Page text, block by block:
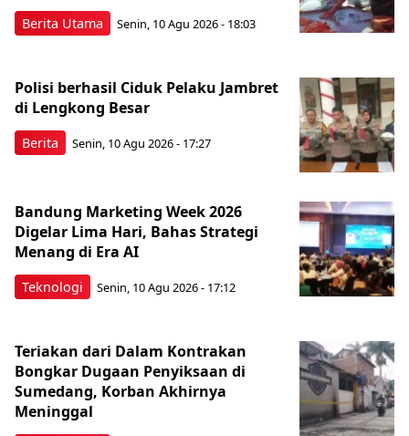
Berita Utama Senin, 10 Agu 2026 - 18:03
Berita
Polisi berhasil Ciduk Pelaku Jambret
di Lengkong Besar
Senin, 10 Agu 2026 - 17:27
Teknologi
Bandung Marketing Week 2026
Digelar Lima Hari, Bahas Strategi
Menang di Era AI
Senin, 10 Agu 2026 - 17:12
Teriakan dari Dalam Kontrakan
Bongkar Dugaan Penyiksaan di
Sumedang, Korban Akhirnya
Meninggal